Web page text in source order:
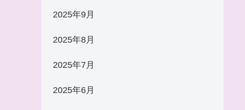
2025年9月
2025年8月
2025年7月
2025年6月